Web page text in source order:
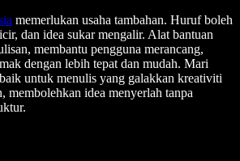
memerlukan usaha tambahan. Huruf boleh
dan idea sukar mengalir. Alat bantuan
membantu pengguna merancang,
dengan lebih tepat dan mudah. Mari
untuk menulis yang galakkan kreativiti
membolehkan idea menyerlah tanpa